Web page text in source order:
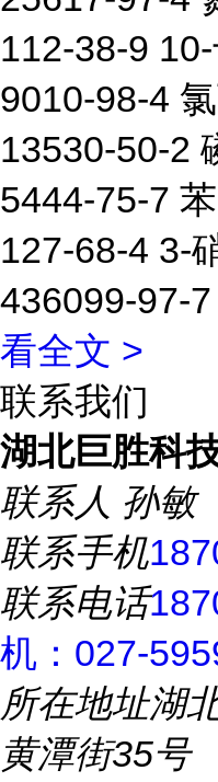
112-38-9
9010-98-4
13530-50-2
5444-75-7
127-68-4 3-
436099-97-
看全文 >
联系我们
湖北巨胜科
联系人 孙敏
联系手机
联系电话
机：027-
所在地址湖
黄潭街35号